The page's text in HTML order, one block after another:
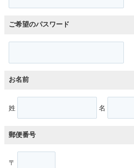
ご希望のパスワード
お名前
姓 名
郵便番号
〒